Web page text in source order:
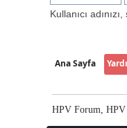
Kullanıcı
Ana Sayfa
HPV Forum, HPV